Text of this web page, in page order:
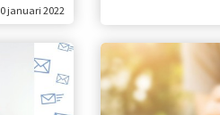
januari 2022